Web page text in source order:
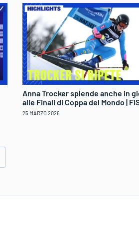
Anna Trocker splende anche in
alle Finali di Coppa del Mondo |
25 MARZO 2026